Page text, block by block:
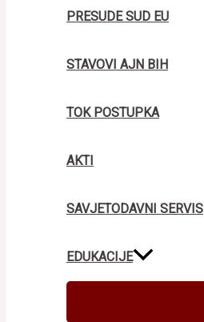
PRESUDE SUD EU
STAVOVI AJN BIH
TOK POSTUPKA
AKTI
SAVJETODAVNI SERVIS
EDUKACIJE